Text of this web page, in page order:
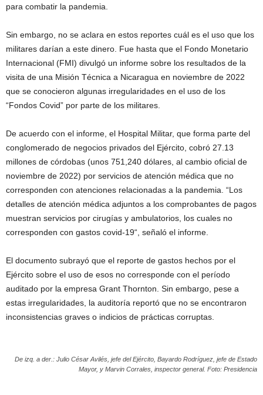
para combatir la pandemia.
Sin embargo, no se aclara en estos reportes cuál es el uso que los
militares darían a este dinero. Fue hasta que el Fondo Monetario
Internacional (FMI) divulgó un informe sobre los resultados de la
visita de una Misión Técnica a Nicaragua en noviembre de 2022
que se conocieron algunas irregularidades en el uso de los
“Fondos Covid” por parte de los militares.
De acuerdo con el informe, el Hospital Militar, que forma parte del
conglomerado de negocios privados del Ejército, cobró 27.13
millones de córdobas (unos 751,240 dólares, al cambio oficial de
noviembre de 2022) por servicios de atención médica que no
corresponden con atenciones relacionadas a la pandemia. “Los
detalles de atención médica adjuntos a los comprobantes de pagos
muestran servicios por cirugías y ambulatorios, los cuales no
corresponden con gastos covid-19“, señaló el informe.
El documento subrayó que el reporte de gastos hechos por el
Ejército sobre el uso de esos no corresponde con el período
auditado por la empresa Grant Thornton. Sin embargo, pese a
estas irregularidades, la auditoría reportó que no se encontraron
inconsistencias graves o indicios de prácticas corruptas.
De izq. a der.: Julio César Avilés, jefe del Ejército, Bayardo Rodríguez, jefe de Estado
Mayor, y Marvin Corrales, inspector general. Foto: Presidencia